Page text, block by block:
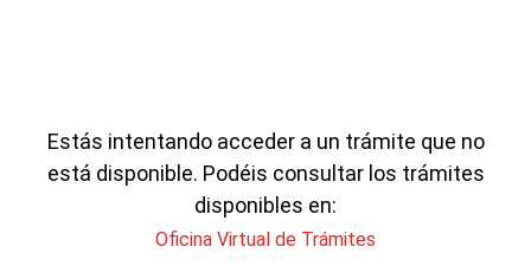
Estás intentando acceder a un trámite que no
está disponible. Podéis consultar los trámites
disponibles en:
Oficina Virtual de Trámites